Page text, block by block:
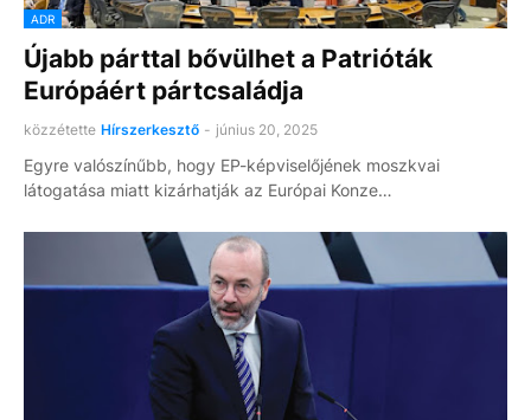
ADR
Újabb párttal bővülhet a Patrióták
Európáért pártcsaládja
közzétette Hírszerkesztő - június 20, 2025
Egyre valószínűbb, hogy EP-képviselőjének moszkvai
látogatása miatt kizárhatják az Európai Konze…